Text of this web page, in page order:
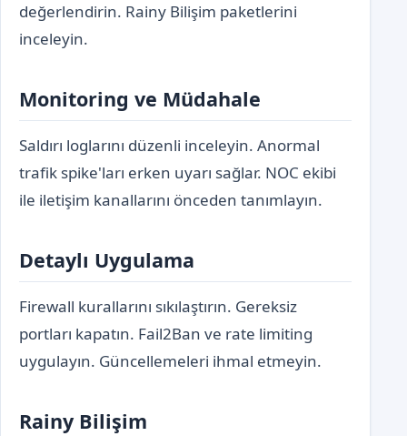
değerlendirin. Rainy Bilişim paketlerini
inceleyin.
Monitoring ve Müdahale
Saldırı loglarını düzenli inceleyin. Anormal
trafik spike'ları erken uyarı sağlar. NOC ekibi
ile iletişim kanallarını önceden tanımlayın.
Detaylı Uygulama
Firewall kurallarını sıkılaştırın. Gereksiz
portları kapatın. Fail2Ban ve rate limiting
uygulayın. Güncellemeleri ihmal etmeyin.
Rainy Bilişim